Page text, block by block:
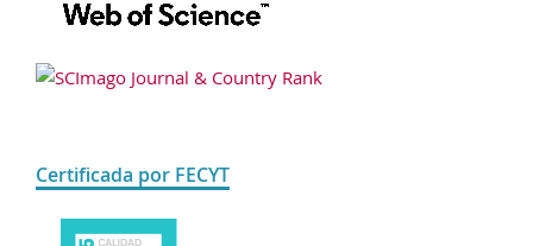
Certificada por FECYT